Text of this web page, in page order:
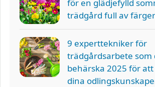
för en glädjefylld
trädgård full av färger
9 experttekniker för
trädgårdsarbete som
behärska 2025 för
dina